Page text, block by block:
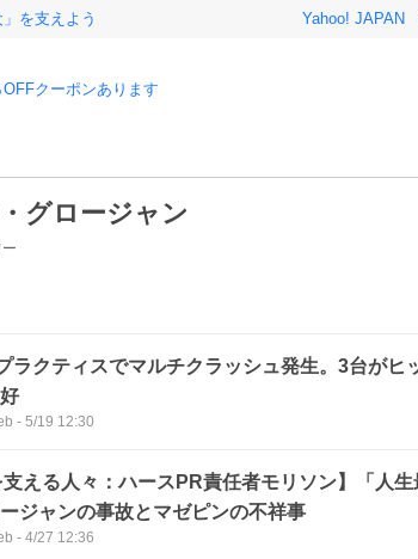
を支えよう Yahoo! JAPAN
OFFクーポンあります
グロージャン
ラクティスでマルチクラッシュ発生。3台がヒ
- 5/19 12:30
支える人々：ハースPR責任者モリソン】「人
ジャンの事故とマゼピンの不祥事
- 4/27 12:36